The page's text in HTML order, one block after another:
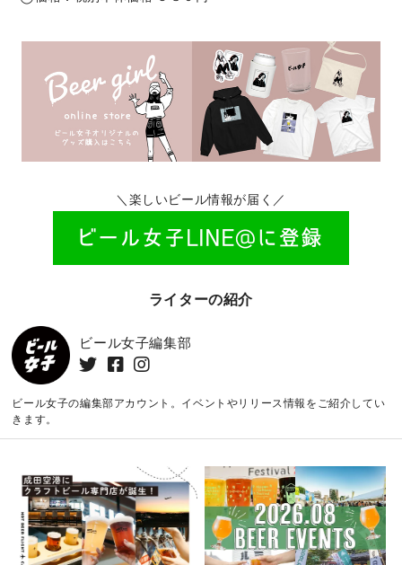
＼楽しいビール情報が届く／
ライターの紹介
ビール女子編集部
ビール女子の編集部アカウント。イベントやリリース情報をご紹介してい
きます。